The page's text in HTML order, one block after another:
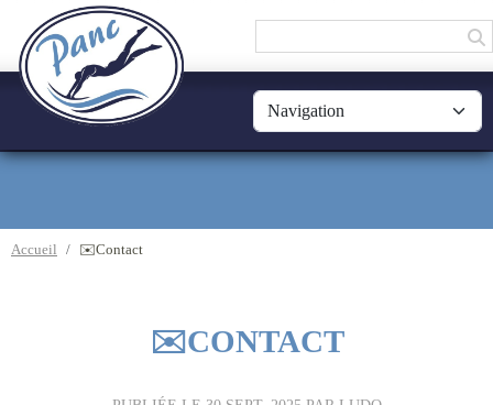
Accueil ✉️Contact
✉️CONTACT
Panneau de gestion des cookies